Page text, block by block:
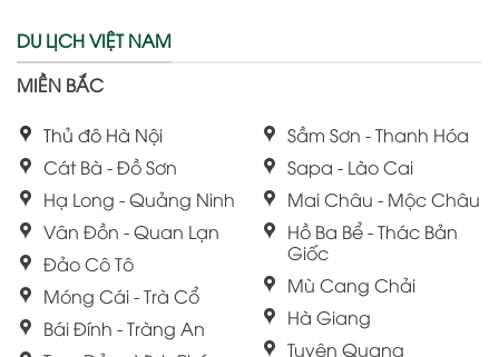
DU LỊCH VIỆT NAM
MIỀN BẮC
Thủ đô Hà Nội
Cát Bà - Đồ Sơn
Hạ Long - Quảng Ninh
Vân Đồn - Quan Lạn
Đảo Cô Tô
Móng Cái - Trà Cổ
Bái Đính - Tràng An
Sầm Sơn - Thanh Hóa
Sapa - Lào Cai
Mai Châu - Mộc Châu
Hồ Ba Bể - Thác Bản
Giốc
Mù Cang Chải
Hà Giang
Tuyên Quang